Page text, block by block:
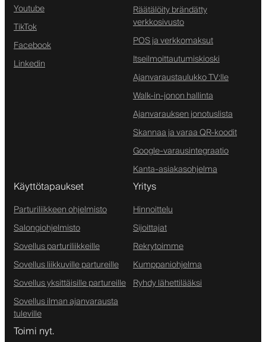
Youtube
TikTok
Facebook
Linkedin
Räätälöity brändätty
verkkosivusto
POS ja verkkomaksut
Itseilmoittautumiskioski
Ajanvaraustaulukko TV:lle
Walk-in-jonon hallinta
Ajanvarauksen jonotuslista
Skannaa ja varaa QR-koodit
Google-varausintegraatio
Kanta-asiakasohjelma
Käyttötapaukset
Parturiliikkeen ohjelmisto
Salongiohjelmisto
Sovellus parturiliikkeille
Sovellus liikkuville partureille
Sovellus yksittäisille partureille
Sovellus ilman ajanvarausta
tuleville
Yritys
Hinnoittelu
Sijoittajat
Rekrytoimme
Kumppaniohjelma
Ryhdy lähettilääksi
Toimi nyt.